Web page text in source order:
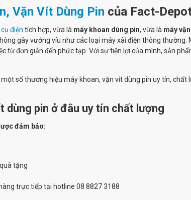
Vặn Vít Dùng Pin của Fact-
điện tích hợp, vừa là máy khoan dùng pin, vừa là máy
gây vướng víu như các loại máy xài điện thông
từ đơn giản đến phức tạp. Với sự tiện lợi của mình, sản
số thương hiệu máy khoan, vặn vít dùng pin uy tín, chất
dùng pin ở đâu uy tín chất lượng
đảm bảo:
tặng
trực tiếp tại hotline 08 8827 3188